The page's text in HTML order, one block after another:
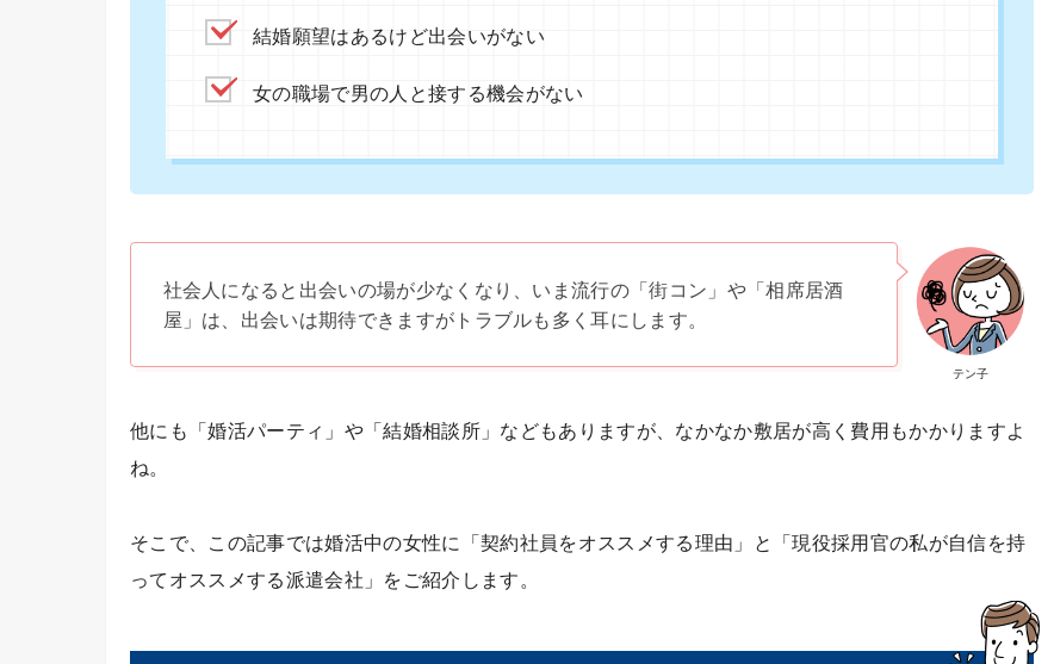
結婚願望はあるけど出会いがない
女の職場で男の人と接する機会がない
テン子
社会人になると出会いの場が少なくなり、いま流行の「街コン」や「相席居酒
屋」は、出会いは期待できますがトラブルも多く耳にします。
他にも「婚活パーティ」や「結婚相談所」などもありますが、なかなか敷居が高く費用もかかりますよ
ね。
そこで、この記事では婚活中の女性に「契約社員をオススメする理由」と「現役採用官の私が自信を持
ってオススメする派遣会社」をご紹介します。